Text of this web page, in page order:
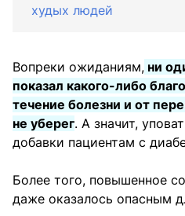
худых людей
Вопреки ожиданиям, ни
показал какого-либо
течение болезни и от
не уберег. А значит,
добавки пациентам с
Более того, повышенное
даже оказалось опасным